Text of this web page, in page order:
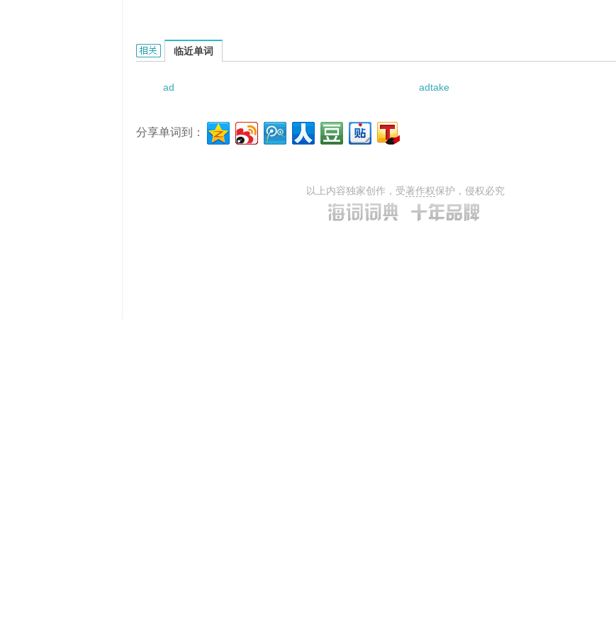
adrenal androgen stimulating hormone的相关资料：
临近单词
ad adtake
分享单词到：
以上内容独家创作，受著作权保护，侵权必究